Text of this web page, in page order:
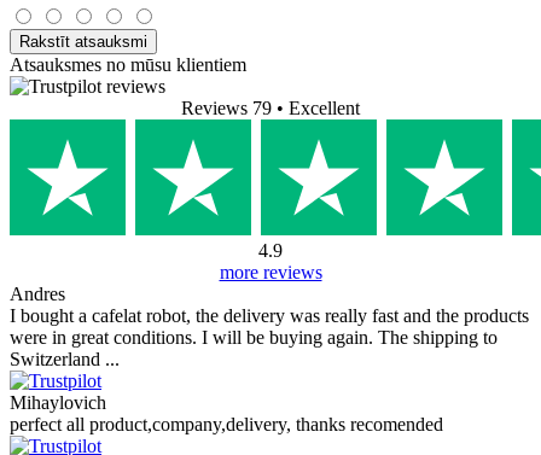
Rakstīt atsauksmi
Atsauksmes no mūsu klientiem
Reviews 79 • Excellent
4.9
more reviews
Andres
I bought a cafelat robot, the delivery was really fast and the products
were in great conditions. I will be buying again. The shipping to
Switzerland ...
Mihaylovich
perfect all product,company,delivery, thanks recomended